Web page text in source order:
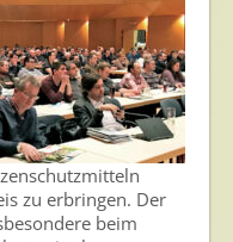
zu erbringen. Der
beim